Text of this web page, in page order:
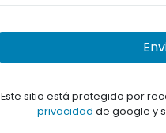
Este sitio está protegido por
privacidad de google y